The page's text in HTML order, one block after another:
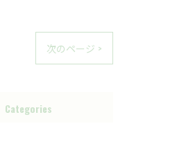
次のページ >
Categories